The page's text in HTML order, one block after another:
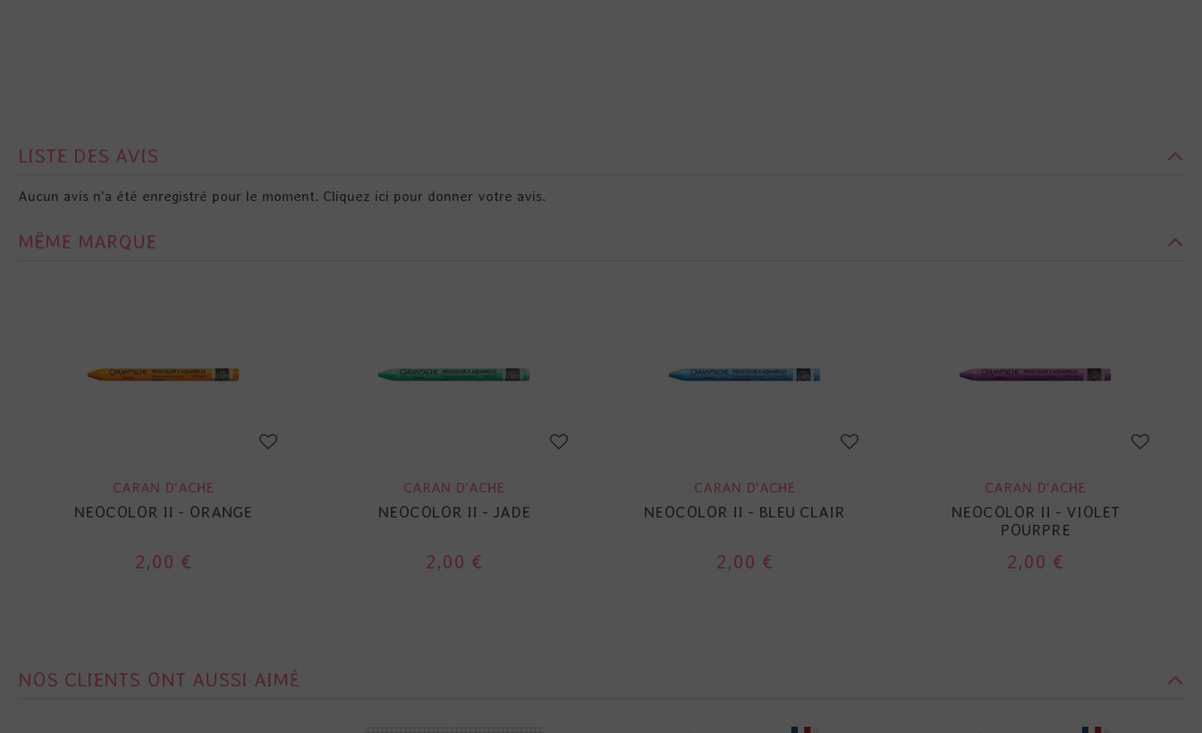
LISTE DES AVIS
Aucun avis n'a été enregistré pour le moment. Cliquez ici pour donner votre avis.
MÊME MARQUE
CARAN D'ACHE
NEOCOLOR II - ORANGE
2,00 €
CARAN D'ACHE
NEOCOLOR II - JADE
2,00 €
CARAN D'ACHE
NEOCOLOR II - BLEU CLAIR
2,00 €
CARAN D'ACHE
NEOCOLOR II - VIOLET
POURPRE
2,00 €
NOS CLIENTS ONT AUSSI AIMÉ